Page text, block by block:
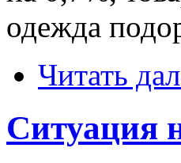
одежда
Читать
Ситуация